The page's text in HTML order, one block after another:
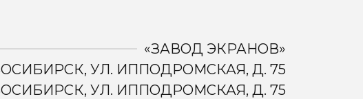
«ЗАВОД ЭКРАНОВ»
УЛ. ИППОДРОМСКАЯ, Д. 75
УЛ. ИППОДРОМСКАЯ, Д. 75